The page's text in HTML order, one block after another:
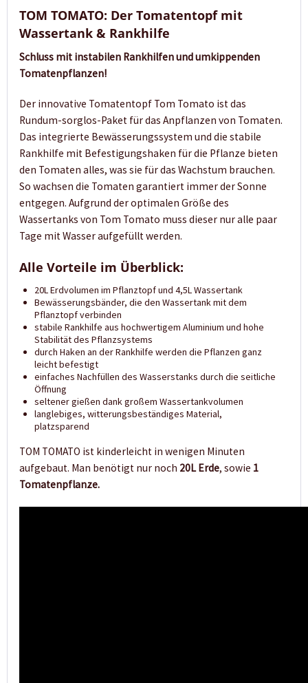
TOM TOMATO: Der Tomatentopf mit
Wassertank & Rankhilfe
Schluss mit instabilen Rankhilfen und umkippenden
Tomatenpflanzen!
Der innovative Tomatentopf Tom Tomato ist das
Rundum-sorglos-Paket für das Anpflanzen von Tomaten.
Das integrierte Bewässerungssystem und die stabile
Rankhilfe mit Befestigungshaken für die Pflanze bieten
den Tomaten alles, was sie für das Wachstum brauchen.
So wachsen die Tomaten garantiert immer der Sonne
entgegen. Aufgrund der optimalen Größe des
Wassertanks von Tom Tomato muss dieser nur alle paar
Tage mit Wasser aufgefüllt werden.
Alle Vorteile im Überblick:
20L Erdvolumen im Pflanztopf und 4,5L Wassertank
Bewässerungsbänder, die den Wassertank mit dem
Pflanztopf verbinden
stabile Rankhilfe aus hochwertigemAluminium und hohe
Stabilität des Pflanzsystems
durch Haken an der Rankhilfe werden die Pflanzen ganz
leicht befestigt
einfaches Nachfüllen des Wasserstanksdurch die seitliche
Öffnung
seltener gießen dank großemWassertankvolumen
langlebiges, witterungsbeständiges Material,
platzsparend
TOM TOMATO ist kinderleicht in wenigen Minuten
aufgebaut. Man benötigt nur noch 20L Erde, sowie 1
Tomatenpflanze.